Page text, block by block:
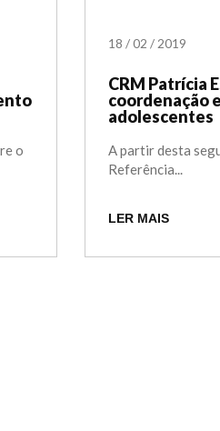
o
18 /02 /2019
CRM Patrícia
coordenação
adolescentes
A partir desta
Referência...
LER MAIS